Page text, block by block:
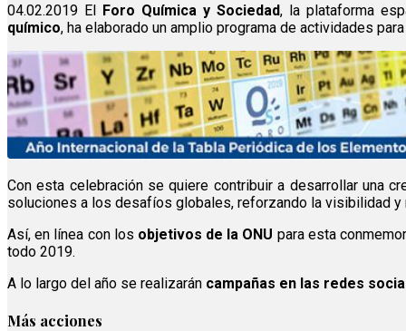
04.02.2019 El Foro Química y Sociedad, la plataforma
químico, ha elaborado un amplio programa de actividades
Con esta celebración se quiere contribuir a desarrollar una
soluciones a los desafíos globales, reforzando la visibilidad
Así, en línea con los objetivos de la ONU para esta
todo 2019.
A lo largo del año se realizarán campañas en las redes
Más acciones